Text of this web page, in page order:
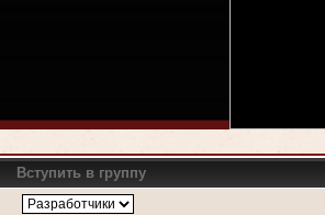
Вступить в группу